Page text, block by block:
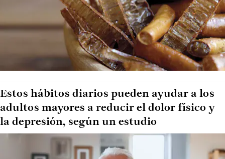
Estos hábitos diarios pueden ayudar a los
adultos mayores a reducir el dolor físico y
la depresión, según un estudio